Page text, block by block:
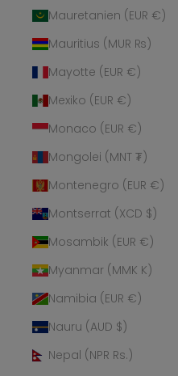
Mauretanien (EUR €)
Mauritius (MUR ₨)
Mayotte (EUR €)
Mexiko (EUR €)
Monaco (EUR €)
Mongolei (MNT ₮)
Montenegro (EUR €)
Montserrat (XCD $)
Mosambik (EUR €)
Myanmar (MMK K)
Namibia (EUR €)
Nauru (AUD $)
Nepal (NPR Rs.)